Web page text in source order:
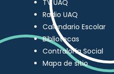
TV UAQ
Radio UAQ
Calendario Escolar
Bibliotecas
Contraloría Social
Mapa de sitio